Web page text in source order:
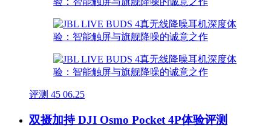
评测 45 06.25
双摄加持 DJI Osmo Pocket 4P体验评测